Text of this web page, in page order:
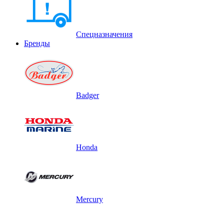
Спецназначения
Бренды
Badger
Honda
Mercury